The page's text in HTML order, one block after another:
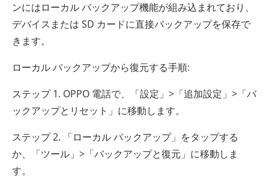
ンにはローカル バックアップ機能が組み込まれており、
デバイスまたは SD カードに直接バックアップを保存で
きます。
ローカル バックアップから復元する手順:
ステップ 1. OPPO 電話で、「設定」>「追加設定」>「バ
ックアップとリセット」に移動します。
ステップ 2. 「ローカル バックアップ」をタップする
か、「ツール」>「バックアップと復元」に移動しま
す。